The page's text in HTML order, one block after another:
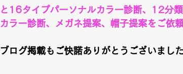
と16タイプパーソナルカラー診断、12分
カラー診断、メガネ提案、帽子提案をご依
ブログ掲載もご快諾ありがとうございました